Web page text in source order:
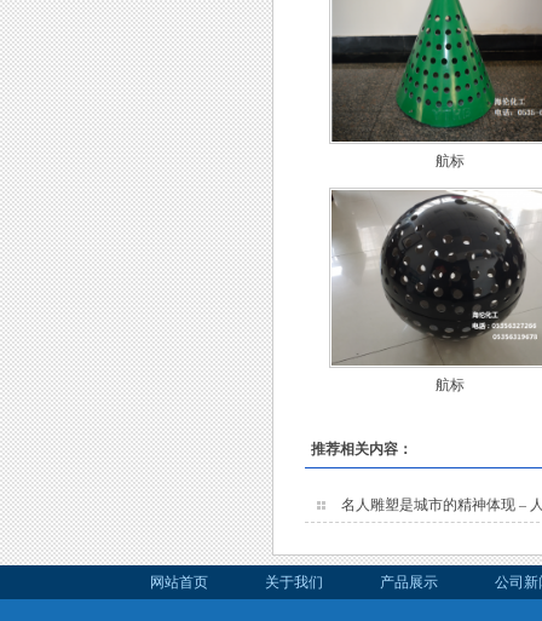
航标
航标
推荐相关内容：
名人雕塑是城市的精神体现 –
网站首页 关于我们 产品展示 公司新